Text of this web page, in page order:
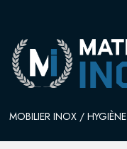
MOBILIER INOX / HYGIÈNE